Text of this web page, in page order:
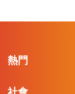
熱門
社會